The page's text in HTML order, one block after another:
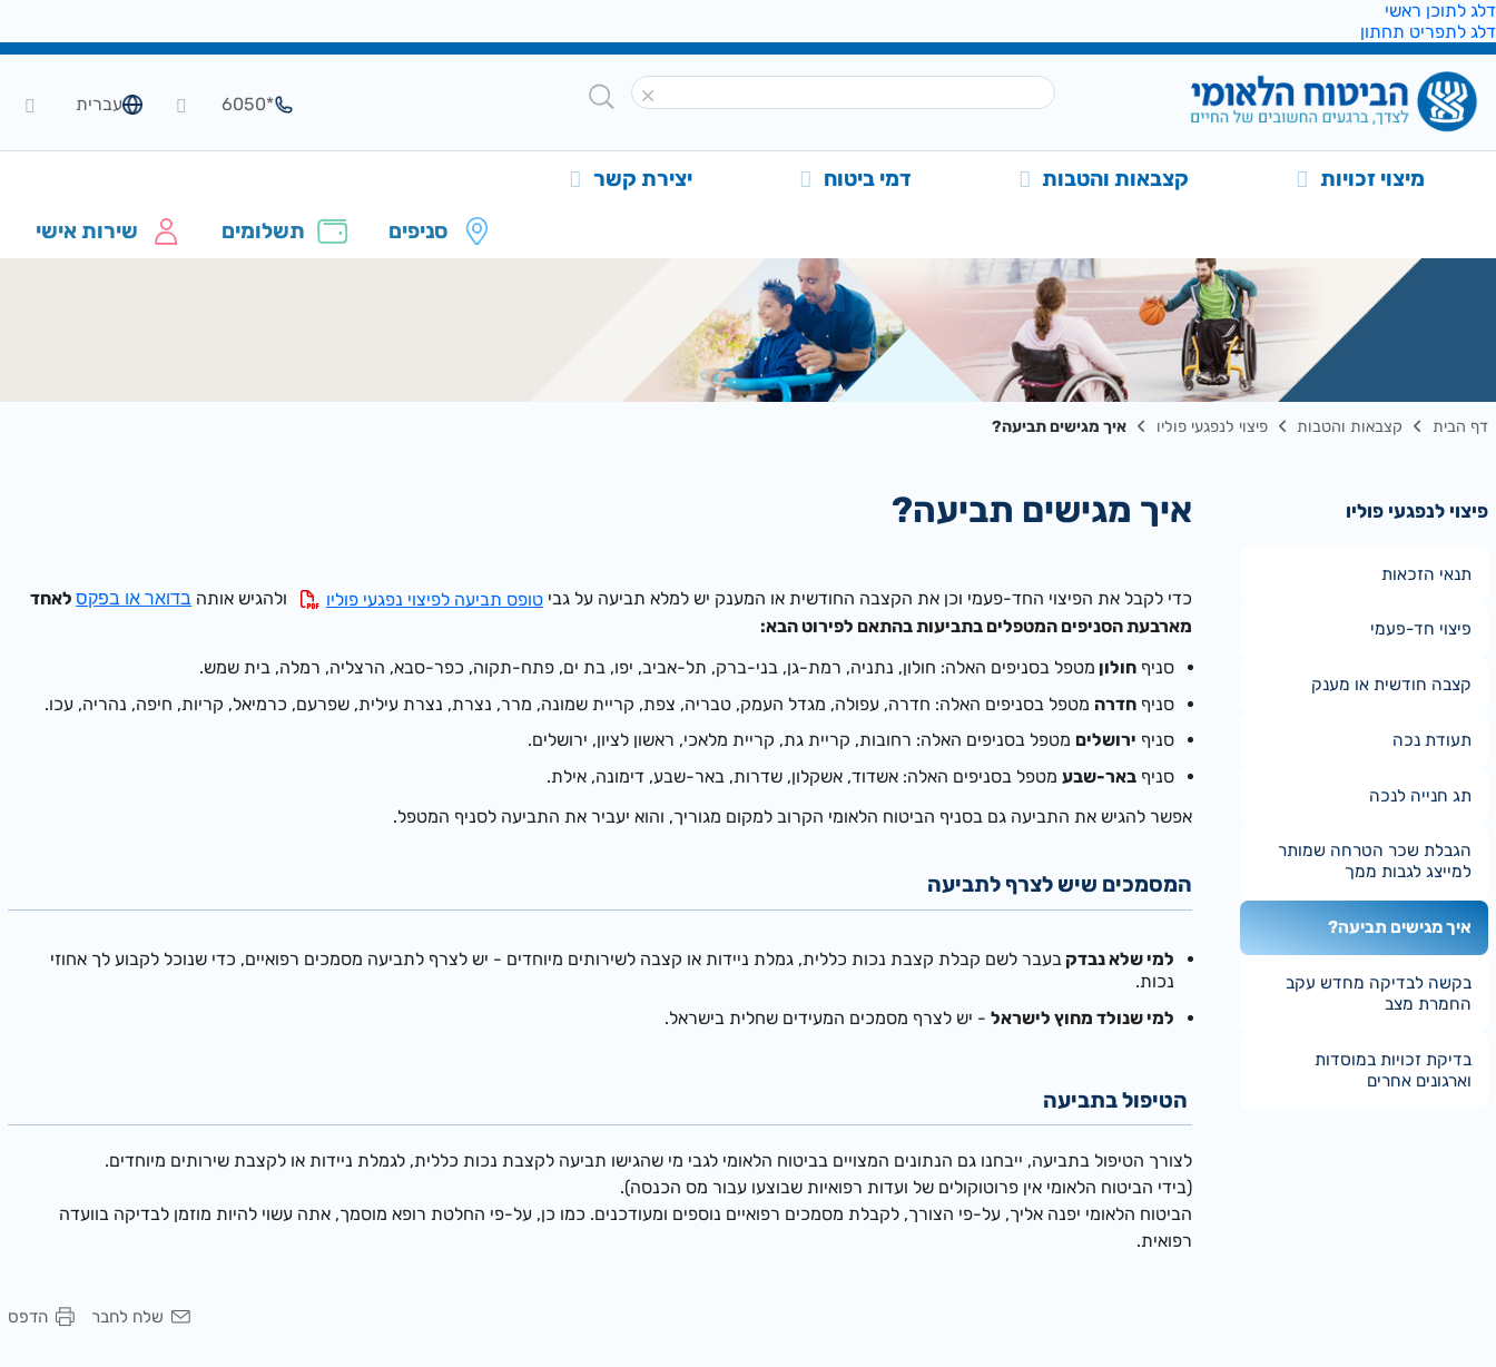
דלג לתוכן ראשי
דלג לתפריט תחתון
עברית *6050
מיצוי זכויות קצבאות והטבות דמי ביטוח יצירת קשר
סניפים תשלומים שירות אישי
דף הבית קצבאות והטבות פיצוי לנפגעי פוליו איך מגישים תביעה?
פיצוי לנפגעי פוליו
תנאי הזכאות
פיצוי חד-פעמי
קצבה חודשית או מענק
תעודת נכה
תג חנייה לנכה
הגבלת שכר הטרחה שמותר
למייצג לגבות ממך
איך מגישים תביעה?
בקשה לבדיקה מחדש עקב
החמרת מצב
בדיקת זכויות במוסדות
וארגונים אחרים
איך מגישים תביעה?
כדי לקבל את הפיצוי החד-פעמי וכן את הקצבה החודשית או המענק יש למלא תביעה על גבי טופס תביעה לפיצוי נפגעי פוליו ולהגיש אותה בדואר או בפקסלאחד
מארבעת הסניפים המטפלים בתביעות בהתאם לפירוט הבא:
סניף חולון מטפל בסניפים האלה: חולון, נתניה, רמת-גן, בני-ברק, תל-אביב, יפו, בת ים, פתח-תקוה, כפר-סבא, הרצליה, רמלה, בית שמש.
סניף חדרה מטפל בסניפים האלה: חדרה, עפולה, מגדל העמק, טבריה, צפת, קריית שמונה, מרר, נצרת, נצרת עילית, שפרעם, כרמיאל, קריות, חיפה, נהריה, עכו.
סניף ירושלים מטפל בסניפים האלה: רחובות, קריית גת, קריית מלאכי, ראשון לציון, ירושלים.
סניף באר-שבע מטפל בסניפים האלה: אשדוד, אשקלון, שדרות, באר-שבע, דימונה, אילת.
אפשר להגיש את התביעה גם בסניף הביטוח הלאומי הקרוב למקום מגוריך, והוא יעביר את התביעה לסניף המטפל.
המסמכים שיש לצרף לתביעה
למי שלא נבדק בעבר לשם קבלת קצבת נכות כללית, גמלת ניידות או קצבה לשירותים מיוחדים - יש לצרף לתביעה מסמכים רפואיים, כדי שנוכל לקבוע לך אחוזי
נכות.
למי שנולד מחוץ לישראל - יש לצרף מסמכים המעידים שחלית בישראל.
הטיפול בתביעה
לצורך הטיפול בתביעה, ייבחנו גם הנתונים המצויים בביטוח הלאומי לגבי מי שהגישו תביעה לקצבת נכות כללית, לגמלת ניידות או לקצבת שירותים מיוחדים.
(בידי הביטוח הלאומי אין פרוטוקולים של ועדות רפואיות שבוצעו עבור מס הכנסה).
הביטוח הלאומי יפנה אליך, על-פי הצורך, לקבלת מסמכים רפואיים נוספים ומעודכנים. כמו כן, על-פי החלטת רופא מוסמך, אתה עשוי להיות מוזמן לבדיקה בוועדה
רפואית.
הדפס שלח לחבר